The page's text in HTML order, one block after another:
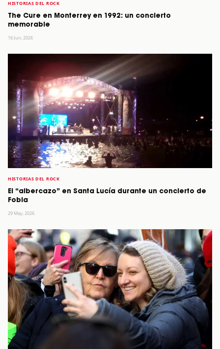
HISTORIAS DEL ROCK
The Cure en Monterrey en 1992: un concierto
memorable
16 Jun, 2026
HISTORIAS DEL ROCK
El “albercazo” en Santa Lucía durante un concierto de
Fobia
29 May, 2026